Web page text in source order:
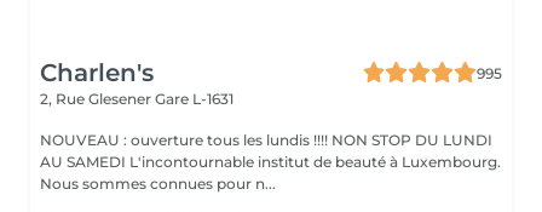
Charlen's
995
2, Rue Glesener Gare L-1631
NOUVEAU : ouverture tous les lundis !!!! NON STOP DU LUNDI
AU SAMEDI L'incontournable institut de beauté à Luxembourg.
Nous sommes connues pour n...